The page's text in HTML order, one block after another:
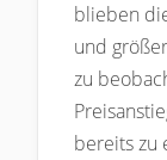
blieben
und
zu
bereits zu